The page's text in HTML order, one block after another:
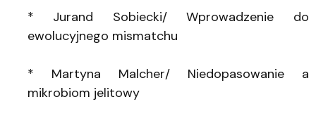
* Jurand Sobiecki/ Wprowadzenie do
ewolucyjnego mismatchu
* Martyna Malcher/ Niedopasowanie a
mikrobiom jelitowy